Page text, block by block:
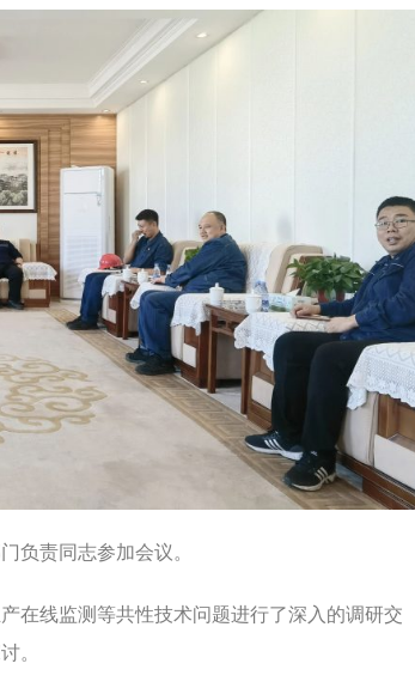
负责同志参加会议。
在线监测等共性技术问题进行了深入的调研交
。